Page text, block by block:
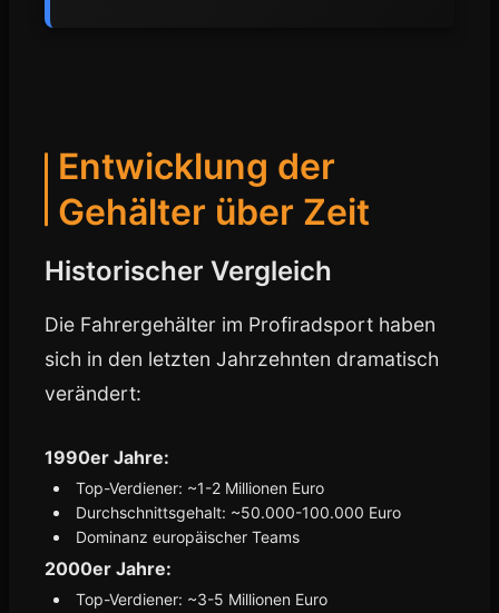
Entwicklung der
Gehälter über Zeit
Historischer Vergleich
Die Fahrergehälter im Profiradsport haben
sich in den letzten Jahrzehnten dramatisch
verändert:
1990er Jahre:
Top-Verdiener: ~1-2 Millionen Euro
Durchschnittsgehalt: ~50.000-100.000 Euro
Dominanz europäischer Teams
2000er Jahre:
Top-Verdiener: ~3-5 Millionen Euro